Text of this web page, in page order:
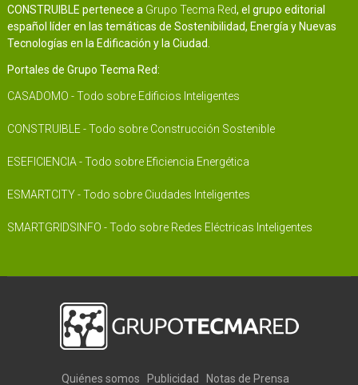
CONSTRUIBLE pertenece a Grupo Tecma Red, el grupo editorial
español líder en las temáticas de Sostenibilidad, Energía y Nuevas
Tecnologías en la Edificación y la Ciudad.
Portales de Grupo Tecma Red:
CASADOMO - Todo sobre Edificios Inteligentes
CONSTRUIBLE - Todo sobre Construcción Sostenible
ESEFICIENCIA - Todo sobre Eficiencia Energética
ESMARTCITY - Todo sobre Ciudades Inteligentes
SMARTGRIDSINFO - Todo sobre Redes Eléctricas Inteligentes
Quiénes somos Publicidad Notas de Prensa